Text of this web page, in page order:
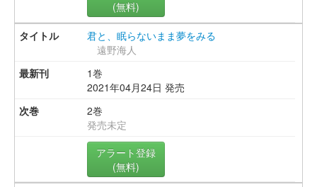
(無料)
君と、眠らないまま夢をみる
遠野海人
1巻
2021年04月24日 発売
2巻
発売未定
アラート登録
(無料)